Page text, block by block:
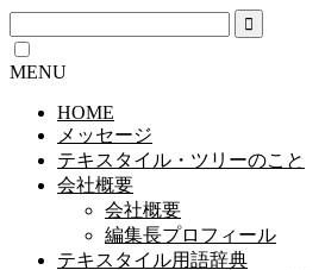
MENU
HOME
メッセージ
テキスタイル・ツリーのこと
会社概要
会社概要
編集長プロフィール
テキスタイル用語辞典